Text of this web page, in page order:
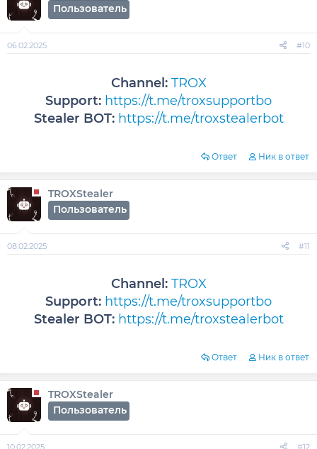
Пользователь
06.02.2025 #10
Channel: TROX
Support: https://t.me/troxsupportbo
Stealer BOT: https://t.me/troxstealerbot
Ответ Ник в ответ
TROXStealer
Пользователь
08.02.2025 #11
Channel: TROX
Support: https://t.me/troxsupportbo
Stealer BOT: https://t.me/troxstealerbot
Ответ Ник в ответ
TROXStealer
Пользователь
10.02.2025 #12